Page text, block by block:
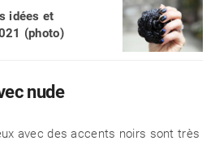
idées et
(photo)
nude
avec des accents noirs sont très
ET JARDIN